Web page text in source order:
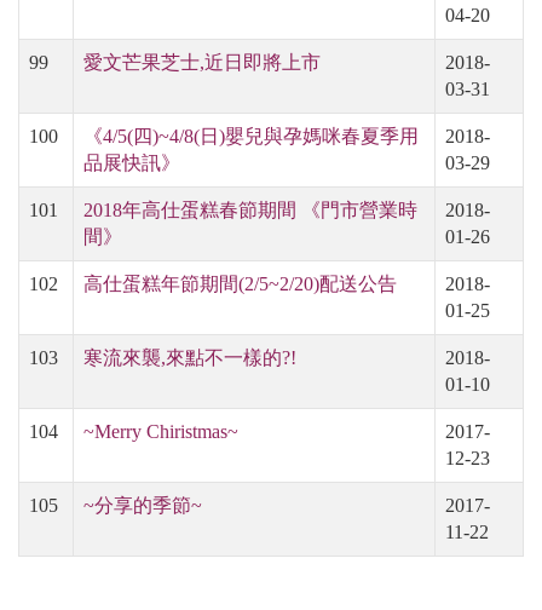
04-20
99 愛文芒果芝士,近日即將上市
2018-
03-31
100
《4/5(四)~4/8(日)嬰兒與孕媽咪春夏季用
品展快訊》
2018-
03-29
101
2018年高仕蛋糕春節期間 《門市營業時
間》
2018-
01-26
102 高仕蛋糕年節期間(2/5~2/20)配送公告
2018-
01-25
103 寒流來襲,來點不一樣的?!
2018-
01-10
104 ~Merry Chiristmas~
2017-
12-23
105 ~分享的季節~
2017-
11-22